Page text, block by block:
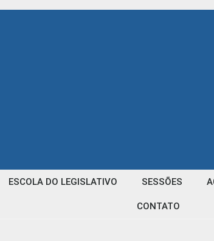
ESCOLA DO LEGISLATIVO SESSÕES
CONTATO